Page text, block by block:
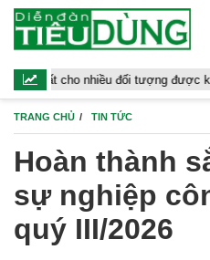
nhiều đối tượng được khám, chữa
TRANG CHỦ TIN TỨC
Hoàn thành
sự nghiệp
quý III/2026